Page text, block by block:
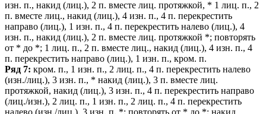
изн. п., накид (лиц.), 2 п. вместе лиц. протяжкой, * 1 лиц. п., 2
п. вместе лиц., накид (лиц.), 4 изн. п., 4 п. перекрестить
направо (лиц.), 1 изн. п., 4 п. перекрестить налево (лиц.), 4
изн. п., накид (лиц.), 2 п. вместе лиц. протяжкой *; повторять
от * до *; 1 лиц. п., 2 п. вместе лиц., накид (лиц.), 4 изн. п., 4
п. перекрестить направо (лиц.), 1 изн. п., кром. п.
Ряд 7: кром. п., 1 изн. п., 2 лиц. п., 4 п. перекрестить налево
(изн./лиц.), 3 изн. п., * накид (лиц.), 3 п. вместе лиц.
протяжкой, накид (лиц.), 3 изн. п., 4 п. перекрестить направо
(лиц./изн.), 2 лиц. п., 1 изн. п., 2 лиц. п., 4 п. перекрестить